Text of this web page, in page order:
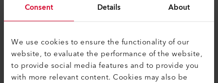
Consent Details About
We use cookies to ensure the functionality of our
website, to evaluate the performance of the website,
to provide social media features and to provide you
with more relevant content. Cookies may also be
PRODUCTOS SIMILARES